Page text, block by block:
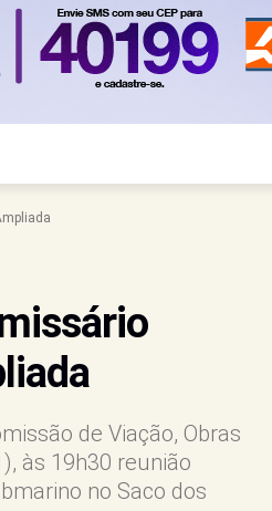
de Viação, Obras
às 19h30 reunião
no Saco dos